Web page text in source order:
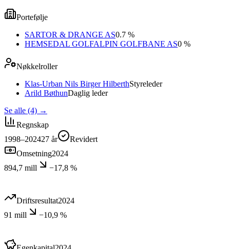
Portefølje
SARTOR & DRANGE AS0.7 %
HEMSEDAL GOLFALPIN GOLFBANE AS0 %
Nøkkelroller
Klas-Urban Nils Birger HilberthStyreleder
Arild BøthunDaglig leder
Se alle (4) →
Regnskap
1998–202427 år
Revidert
Omsetning2024
894,7 mill
−17,8 %
Driftsresultat2024
91 mill
−10,9 %